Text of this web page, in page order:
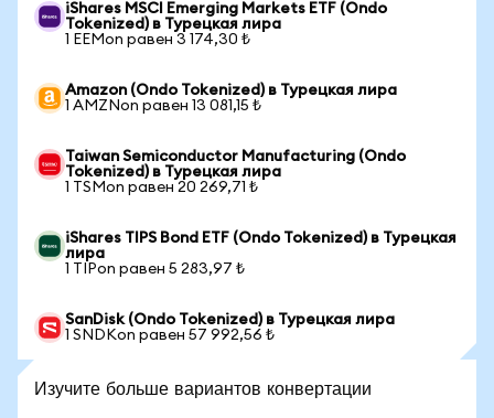
iShares MSCI Emerging Markets ETF (Ondo
Tokenized) в Турецкая лира
1 EEMon равен 3 174,30 ₺
Amazon (Ondo Tokenized) в Турецкая лира
1 AMZNon равен 13 081,15 ₺
Taiwan Semiconductor Manufacturing (Ondo
Tokenized) в Турецкая лира
1 TSMon равен 20 269,71 ₺
iShares TIPS Bond ETF (Ondo Tokenized) в Турецкая
лира
1 TIPon равен 5 283,97 ₺
SanDisk (Ondo Tokenized) в Турецкая лира
1 SNDKon равен 57 992,56 ₺
Изучите больше вариантов конвертации